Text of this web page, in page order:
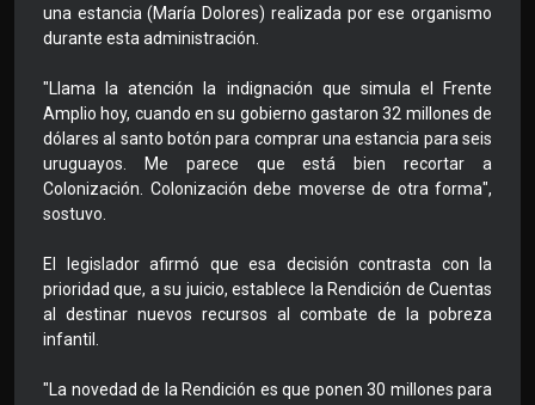
una estancia (María Dolores) realizada por ese organismo
durante esta administración.
"Llama la atención la indignación que simula el Frente
Amplio hoy, cuando en su gobierno gastaron 32 millones de
dólares al santo botón para comprar una estancia para seis
uruguayos. Me parece que está bien recortar a
Colonización. Colonización debe moverse de otra forma",
sostuvo.
El legislador afirmó que esa decisión contrasta con la
prioridad que, a su juicio, establece la Rendición de Cuentas
al destinar nuevos recursos al combate de la pobreza
infantil.
"La novedad de la Rendición es que ponen 30 millones para